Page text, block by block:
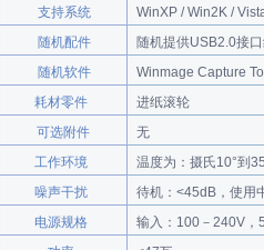
支持系统
WinXP / Win2K /
随机配件
随机提供USB2.0接
随机软件
Winmage Capture
耗材零件
进纸滚轮
可选附件
无
工作环境
温度为：摄氏10°到
噪声干扰
待机：<45dB，使用
电源规格
输入：100－240V，